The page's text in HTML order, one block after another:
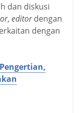
dan diskusi
, editordengan
dengan